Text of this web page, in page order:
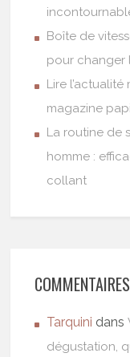
Boîte de
pour changer
Lire
magazine
La routine de
homme :
collant
Tarquini dans
dégustation,